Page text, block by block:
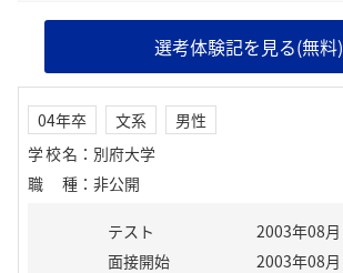
選考体験記を見る(無料)
04年卒 文系
男性
学校名 ： 別府大学
職種 ： 非公開
テスト
2003年08月
面接開始
2003年08月